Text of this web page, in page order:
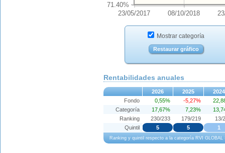
23/05/2017 08/10/2018
71.40%
Mostrar categoría
Restaurar gráfico
Rentabilidades anuales
2026 2025 2024
Ranking y quintil respecto a la categoría RVI GLOBAL
Fondo 0,55% -5,27%
Categoría
17,67% 7,23%
Ranking
230/233 179/219
13/
Quintil
5 5 1